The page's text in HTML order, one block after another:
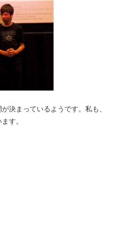
決まっているようです。私も、
す。